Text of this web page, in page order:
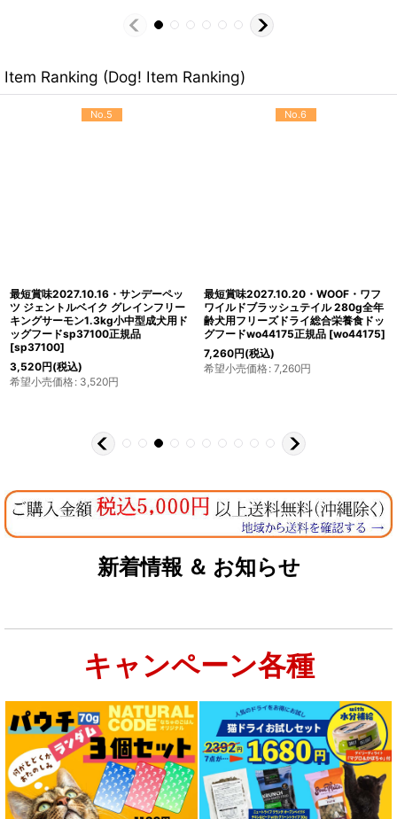
Item Ranking (Dog! Item Ranking)
No.5
最短賞味2027.10.16・サンデーペッ
ツ ジェントルベイク グレインフリー
キングサーモン1.3kg小中型成犬用ド
ッグフードsp37100正規品
[sp37100]
3,520円(税込)
希望小売価格: 3,520円
No.6
最短賞味2027.10.20・WOOF・ワフ
ワイルドブラッシュテイル 280g全年
齢犬用フリーズドライ総合栄養食ドッ
グフードwo44175正規品 [wo44175]
7,260円(税込)
希望小売価格: 7,260円
新着情報 ＆ お知らせ
キャンペーン各種